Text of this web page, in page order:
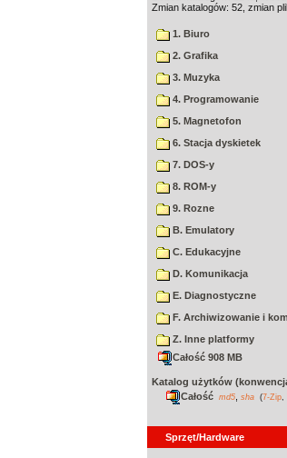
Zmian katalogów: 52, zmian
1. Biuro
2. Grafika
3. Muzyka
4. Programowanie
5. Magnetofon
6. Stacja dyskietek
7. DOS-y
8. ROM-y
9. Rozne
B. Emulatory
C. Edukacyjne
D. Komunikacja
E. Diagnostyczne
F. Archiwizowanie i
Z. Inne platformy
Całość 908 MB
Katalog użytków
Całość md5 sha (7-Zip
Sprzęt/Hardware